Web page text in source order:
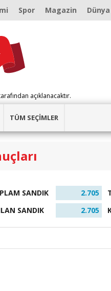
Spor Magazin Dünya
açıklanacaktır.
TÜM SEÇİMLER
SANDIK
2.705
SANDIK
2.705